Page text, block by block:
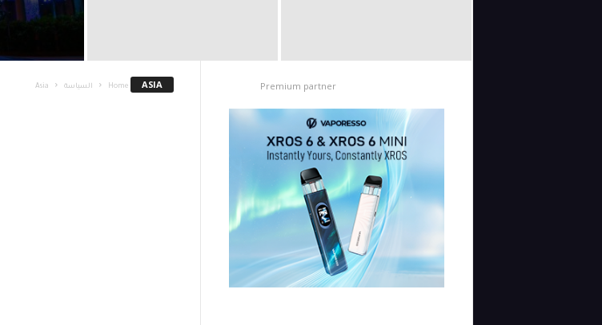
ASIA
Home السياسة Asia Premium partner